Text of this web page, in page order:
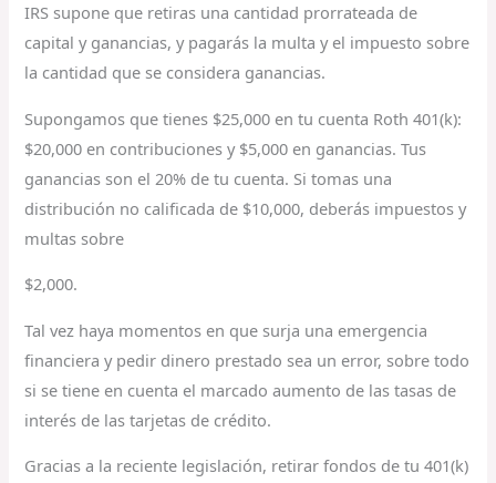
IRS supone que retiras una cantidad prorrateada de
capital y ganancias, y pagarás la multa y el impuesto sobre
la cantidad que se considera ganancias.
Supongamos que tienes $25,000 en tu cuenta Roth 401(k):
$20,000 en contribuciones y $5,000 en ganancias. Tus
ganancias son el 20% de tu cuenta. Si tomas una
distribución no calificada de $10,000, deberás impuestos y
multas sobre
$2,000.
Tal vez haya momentos en que surja una emergencia
financiera y pedir dinero prestado sea un error, sobre todo
si se tiene en cuenta el marcado aumento de las tasas de
interés de las tarjetas de crédito.
Gracias a la reciente legislación, retirar fondos de tu 401(k)